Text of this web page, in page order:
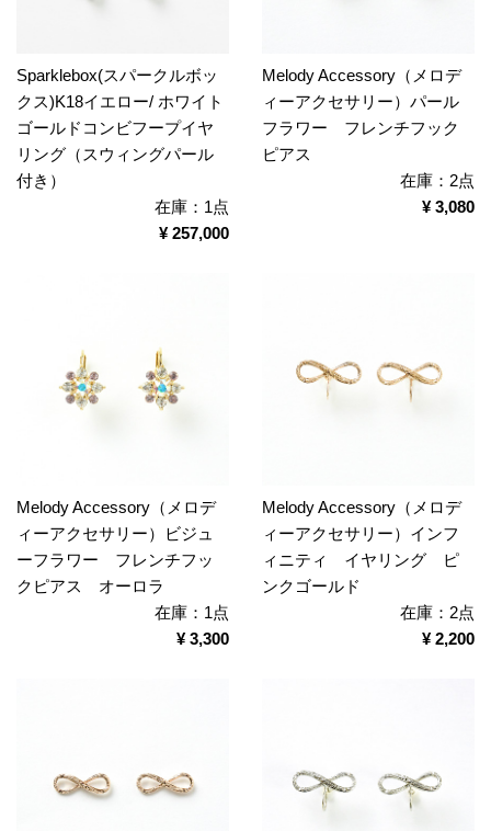
Sparklebox(スパークルボッ
クス)K18イエロー/ ホワイト
ゴールドコンビフープイヤ
リング（スウィングパール
付き）
在庫：1点
¥ 257,000
Melody Accessory（メロデ
ィーアクセサリー）パール
フラワー フレンチフック
ピアス
在庫：2点
¥ 3,080
Melody Accessory（メロデ
ィーアクセサリー）ビジュ
ーフラワー フレンチフッ
クピアス オーロラ
在庫：1点
¥ 3,300
Melody Accessory（メロデ
ィーアクセサリー）インフ
ィニティ イヤリング ピ
ンクゴールド
在庫：2点
¥ 2,200